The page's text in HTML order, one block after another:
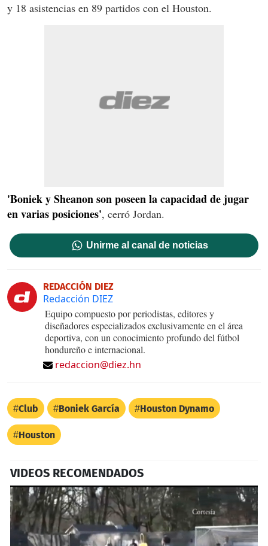
y 18 asistencias en 89 partidos con el Houston.
'Boniek y Sheanon son poseen la capacidad de jugar
en varias posiciones', cerró Jordan.
Unirme al canal de noticias
REDACCIÓN DIEZ
Redacción DIEZ
Equipo compuesto por periodistas, editores y
diseñadores especializados exclusivamente en el área
deportiva, con un conocimiento profundo del fútbol
hondureño e internacional.
redaccion@diez.hn
Club Boniek García Houston Dynamo
Houston
VIDEOS RECOMENDADOS